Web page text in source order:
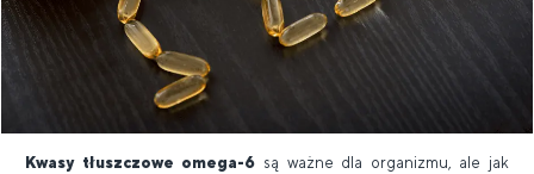
Kwasy tłuszczowe omega-6 są ważne dla organizmu, ale jak